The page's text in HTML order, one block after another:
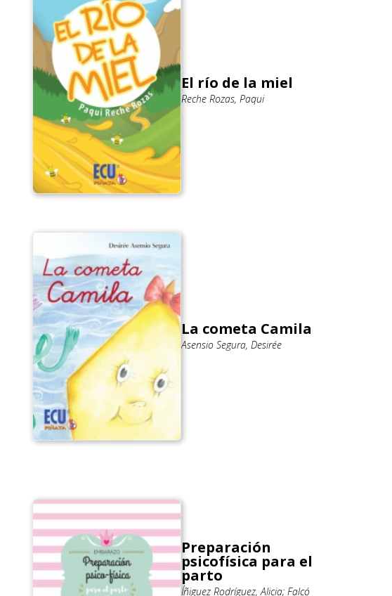
El río de la miel
Reche Rozas, Paqui
La cometa Camila
Asensio Segura, Desirée
Preparación
psicofísica para el
parto
Íñiguez Rodríguez, Alicia; Falcó